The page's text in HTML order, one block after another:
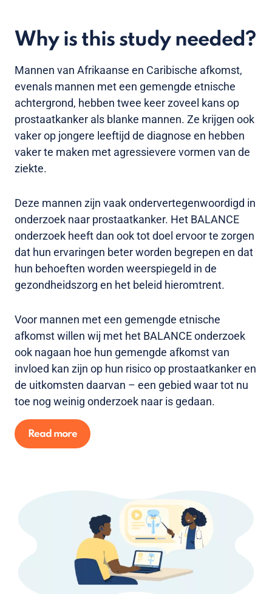
Why is this study needed?
Mannen van Afrikaanse en Caribische afkomst,
evenals mannen met een gemengde etnische
achtergrond, hebben twee keer zoveel kans op
prostaatkanker als blanke mannen. Ze krijgen ook
vaker op jongere leeftijd de diagnose en hebben
vaker te maken met agressievere vormen van de
ziekte.
Deze mannen zijn vaak ondervertegenwoordigd in
onderzoek naar prostaatkanker. Het BALANCE
onderzoek heeft dan ook tot doel ervoor te zorgen
dat hun ervaringen beter worden begrepen en dat
hun behoeften worden weerspiegeld in de
gezondheidszorg en het beleid hieromtrent.
Voor mannen met een gemengde etnische
afkomst willen wij met het BALANCE onderzoek
ook nagaan hoe hun gemengde afkomst van
invloed kan zijn op hun risico op prostaatkanker en
de uitkomsten daarvan – een gebied waar tot nu
toe nog weinig onderzoek naar is gedaan.
Read more